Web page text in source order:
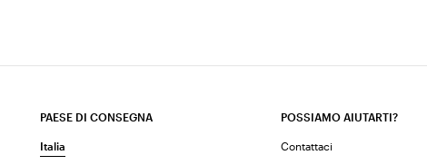
PAESE DI CONSEGNA
Italia
POSSIAMO AIUTARTI?
Contattaci